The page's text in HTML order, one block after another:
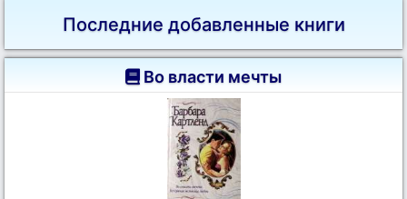
Последние добавленные книги
Во власти мечты